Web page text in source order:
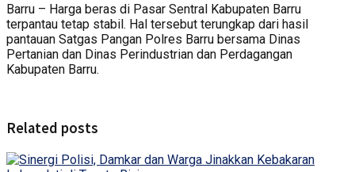
Barru – Harga beras di Pasar Sentral Kabupaten Barru
terpantau tetap stabil. Hal tersebut terungkap dari hasil
pantauan Satgas Pangan Polres Barru bersama Dinas
Pertanian dan Dinas Perindustrian dan Perdagangan
Kabupaten Barru.
Related posts